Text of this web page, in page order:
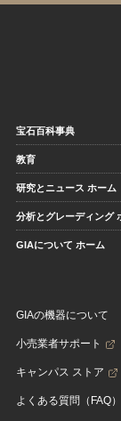
宝石百科事典
教育
研究とニュース ホーム
分析とグレーディング
GIAについて ホーム
GIAの機器について
小売業者サポート
キャンパス ストア
よくある質問（FAQ）